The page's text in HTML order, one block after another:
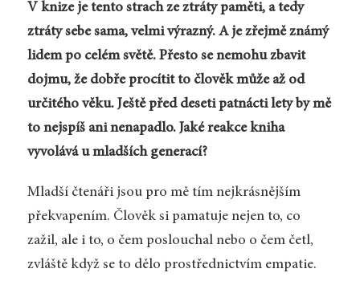
V knize je tento strach ze ztráty paměti, a tedy
ztráty sebe sama, velmi výrazný. A je zřejmě známý
lidem po celém světě. Přesto se nemohu zbavit
dojmu, že dobře procítit to člověk může až od
určitého věku. Ještě před deseti patnácti lety by mě
to nejspíš ani nenapadlo. Jaké reakce kniha
vyvolává u mladších generací?
Mladší čtenáři jsou pro mě tím nejkrásnějším
překvapením. Člověk si pamatuje nejen to, co
zažil, ale i to, o čem poslouchal nebo o čem četl,
zvláště když se to dělo prostřednictvím empatie.